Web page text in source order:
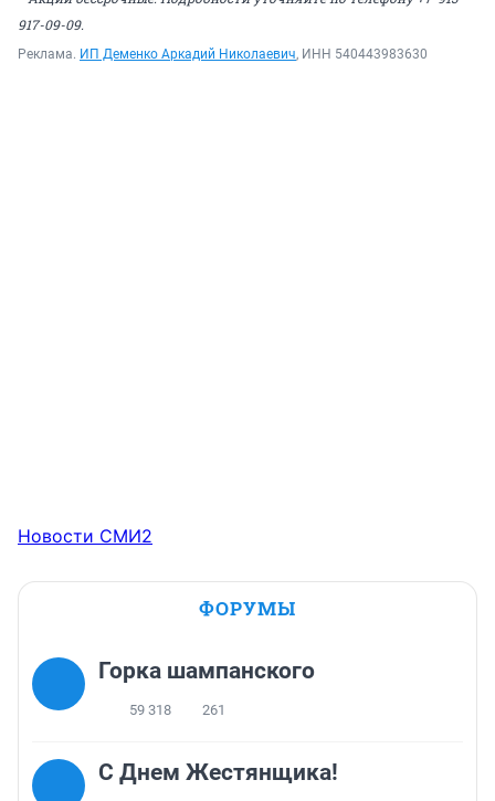
917-09-09.
Реклама. ИП Деменко Аркадий Николаевич, ИНН 540443983630
Новости СМИ2
ФОРУМЫ
Горка шампанского
59 318 261
С Днем Жестянщика!